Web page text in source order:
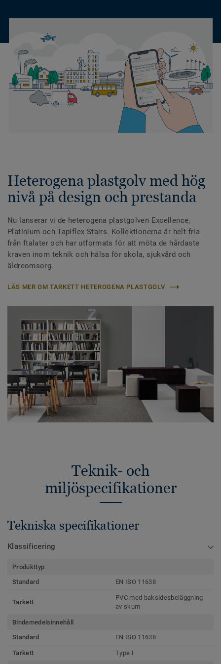
Heterogena plastgolv med hög
nivå på design och prestanda
Nu lanserar vi de heterogena plastgolven Excellence,
Platinium och Tapiflex Stairs. Kollektionerna är helt fria
från ftalater och har utformats för att möta de hårdaste
kraven inom teknik och hälsa för skola, sjukvård och
äldreomsorg.
LÄS MER OM TARKETT HETEROGENA PLASTGOLV
Teknik- och
miljöspecifikationer
Tekniska specifikationer
Klassificering
Produkttyp
Standard
EN ISO 11638
Tarkett
PVC med baksidesbeläggning
av skum
Bindemedelsinnehåll
Standard
EN ISO 11638
Tarkett Type I